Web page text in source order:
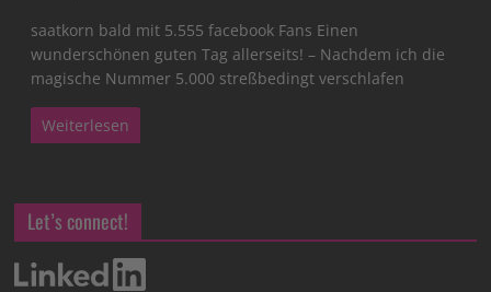
saatkorn bald mit 5.555 facebook Fans Einen
wunderschönen guten Tag allerseits! – Nachdem ich die
magische Nummer 5.000 streßbedingt verschlafen
Weiterlesen
Let’s connect!